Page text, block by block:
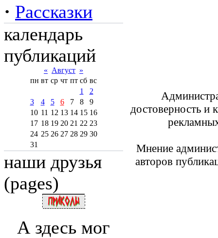
· Рассказки
календарь
публикаций
« Август »
пн вт ср чт пт сб вс
1
2
3
4 5 6 7 8
9
10 11 12 13 14 15 16
17 18 19 20 21 22 23
24 25 26 27 28 29 30
31
наши друзья
(pages)
А здесь мог
достоверность и
Мнение
авторов